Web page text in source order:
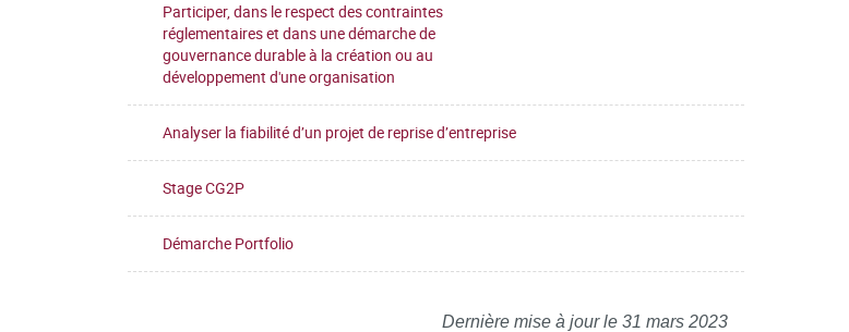
Participer, dans le respect des contraintes
réglementaires et dans une démarche de
gouvernance durable à la création ou au
développement d'une organisation
Analyser la fiabilité d’un projet de reprise d’entreprise
Stage CG2P
Démarche Portfolio
Dernière mise à jour le 31 mars 2023